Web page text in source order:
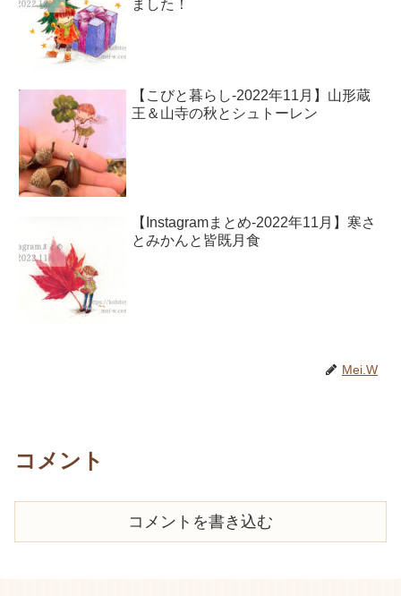
ました！
【こびと暮らし-2022年11月】山形蔵
王＆山寺の秋とシュトーレン
【Instagramまとめ-2022年11月】寒さ
とみかんと皆既月食
Mei.W
コメント
コメントを書き込む